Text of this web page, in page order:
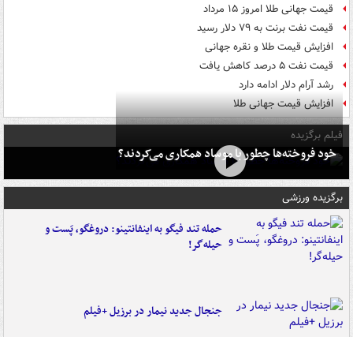
قیمت جهانی طلا امروز ۱۵ مرداد
قیمت نفت برنت به ۷۹ دلار رسید
افزایش قیمت طلا و نقره جهانی
قیمت نفت ۵ درصد کاهش یافت
رشد آرام دلار ادامه دارد
افزایش قیمت جهانی طلا
فیلم برگزیده
خود فروخته‌ها چطور با موساد همکاری می‌کردند؟
برگزیده ورزشی
حمله تند فیگو به اینفانتینو: دروغگو، پَست‌ و
حیله‌گر!
جنجال جدید نیمار در برزیل +فیلم